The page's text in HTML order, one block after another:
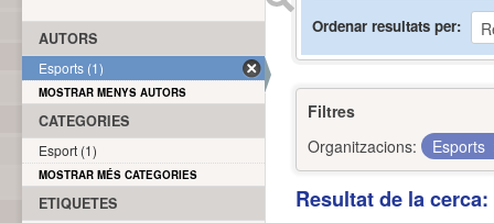
Ordenar resultats per
Filtres
Organitzacions:
Esports
Resultat de la
AUTORS
Esports (1)
MOSTRAR MENYS AUTORS
CATEGORIES
Esport (1)
MOSTRAR MÉS CATEGORIES
ETIQUETES